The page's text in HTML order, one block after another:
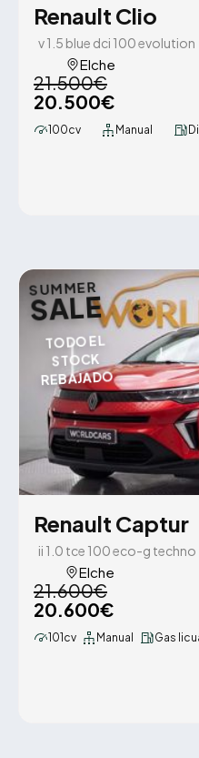
Renault Clio
v 1.5 blue dci 100 evolution
Elche
21.500€
20.500€
100cv Manual
SUMMER
SALE
TODO EL
STOCK
REBAJADO
Renault Captur
ii 1.0 tce 100 eco-g techno
Elche
21.600€
20.600€
101cv Manual Gas